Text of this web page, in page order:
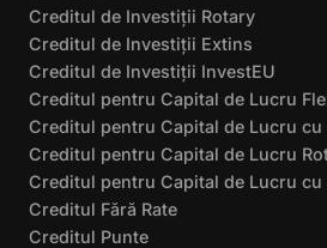
Creditul de Investiții Rotary
Creditul de Investiții Extins
Creditul de Investiții InvestEU
Creditul pentru Capital de Lucru
Creditul pentru Capital de Lucru cu
Creditul pentru Capital de Lucru
Creditul pentru Capital de Lucru cu
Creditul Fără Rate
Creditul Punte